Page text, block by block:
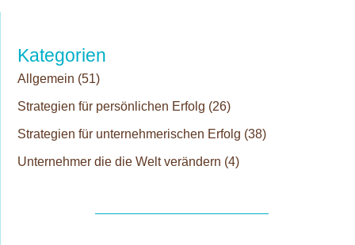
Kategorien
Allgemein (51)
Strategien für persönlichen Erfolg (26)
Strategien für unternehmerischen Erfolg (38)
Unternehmer die die Welt verändern (4)